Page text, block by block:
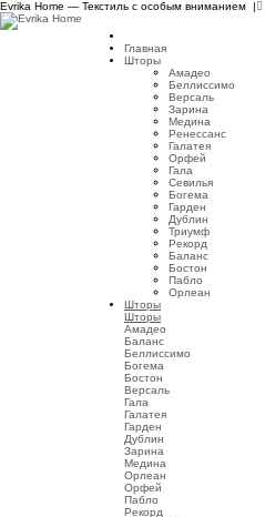
Evrika Home — Текстиль с особым вниманием |
Главная
Шторы
Амадео
Беллиссимо
Версаль
Зарина
Медина
Ренессанс
Галатея
Орфей
Гала
Севилья
Богема
Гарден
Дублин
Триумф
Рекорд
Баланс
Бостон
Пабло
Орлеан
Шторы
Шторы
Амадео
Баланс
Беллиссимо
Богема
Бостон
Версаль
Гала
Галатея
Гарден
Дублин
Зарина
Медина
Орлеан
Орфей
Пабло
Рекорд